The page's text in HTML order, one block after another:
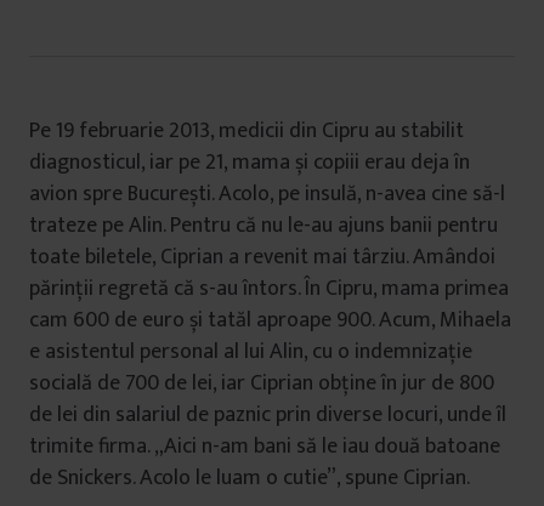
Pe 19 februarie 2013, medicii din Cipru au stabilit
diagnosticul, iar pe 21, mama și copiii erau deja în
avion spre București. Acolo, pe insulă, n-avea cine să-l
trateze pe Alin. Pentru că nu le-au ajuns banii pentru
toate biletele, Ciprian a revenit mai târziu. Amândoi
părinții regretă că s-au întors. În Cipru, mama primea
cam 600 de euro și tatăl aproape 900. Acum, Mihaela
e asistentul personal al lui Alin, cu o indemnizație
socială de 700 de lei, iar Ciprian obține în jur de 800
de lei din salariul de paznic prin diverse locuri, unde îl
trimite firma. „Aici n-am bani să le iau două batoane
de Snickers. Acolo le luam o cutie”, spune Ciprian.